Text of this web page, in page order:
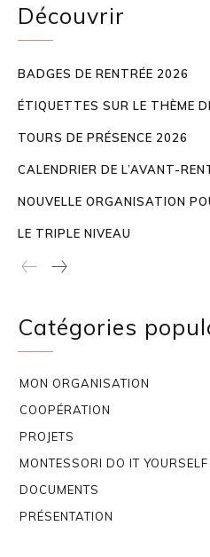
Découvrir
BADGES DE RENTRÉE 2026
ÉTIQUETTES SUR LE THÈME
TOURS DE PRÉSENCE 2026
CALENDRIER DE L’AVANT-
NOUVELLE ORGANISATION
LE TRIPLE NIVEAU
Catégories
MON ORGANISATION
COOPÉRATION
PROJETS
MONTESSORI DO IT YOURSELF
DOCUMENTS
PRÉSENTATION